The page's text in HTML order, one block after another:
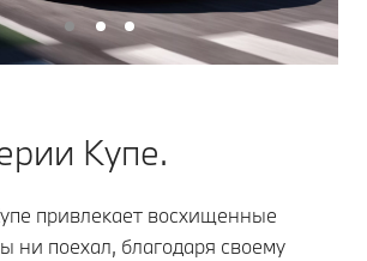
Купе.
привлекает восхищенные
ни поехал, благодаря своему